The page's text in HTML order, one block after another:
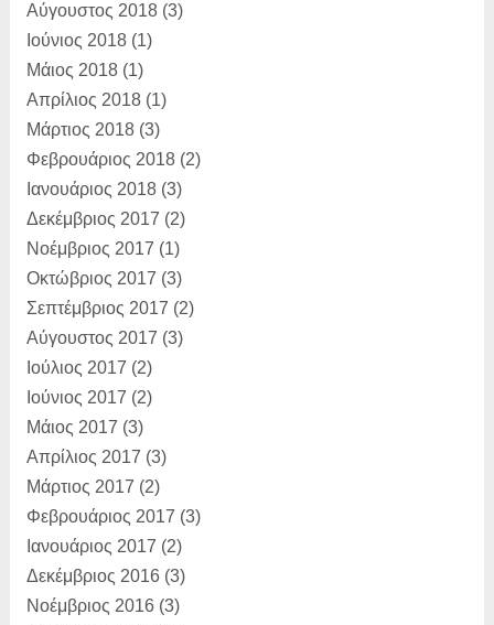
Αύγουστος 2018(3)
Ιούνιος 2018(1)
Μάιος 2018(1)
Απρίλιος 2018(1)
Μάρτιος 2018(3)
Φεβρουάριος 2018(2)
Ιανουάριος 2018(3)
Δεκέμβριος 2017 (2)
Νοέμβριος 2017 (1)
Οκτώβριος 2017 (3)
Σεπτέμβριος 2017 (2)
Αύγουστος 2017 (3)
Ιούλιος 2017 (2)
Ιούνιος 2017 (2)
Μάιος 2017 (3)
Απρίλιος 2017 (3)
Μάρτιος 2017 (2)
Φεβρουάριος 2017 (3)
Ιανουάριος 2017 (2)
Δεκέμβριος 2016(3)
Νοέμβριος 2016(3)